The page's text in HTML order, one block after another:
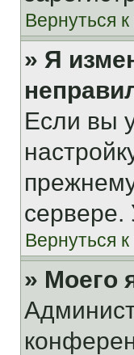
Вернуться
» Я
Если вы
сервере.
Вернуться
» Моего